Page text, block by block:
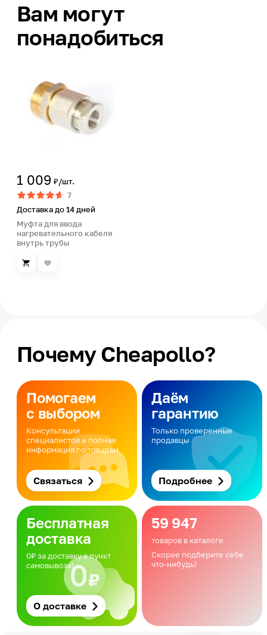
Вам могут
понадобиться
1 009 ₽/шт.
7
Доставка до 14 дней
Муфта для ввода
нагревательного кабеля
внутрь трубы
Почему Cheapollo?
Помогаем
с выбором
Консультации
специалистов и полная
информация по товарам
Связаться
Даём
гарантию
Только проверенные
продавцы
Подробнее
Бесплатная
доставка
0₽ за доставку в пункт
самовывоза!
О доставке
59 947
товаров в каталоге
Скорее подберите себе
что-нибудь!